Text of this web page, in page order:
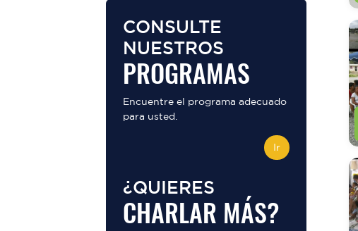
CONSULTE
NUESTROS
PROGRAMAS
Encuentre el programa adecuado
para usted.
Ir
¿QUIERES
CHARLAR MÁS?